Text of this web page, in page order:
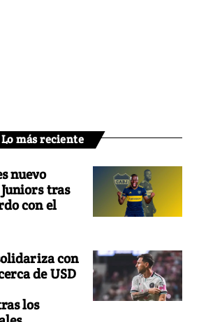
Lo más reciente
nuevo
tras
con el
con
de USD
los